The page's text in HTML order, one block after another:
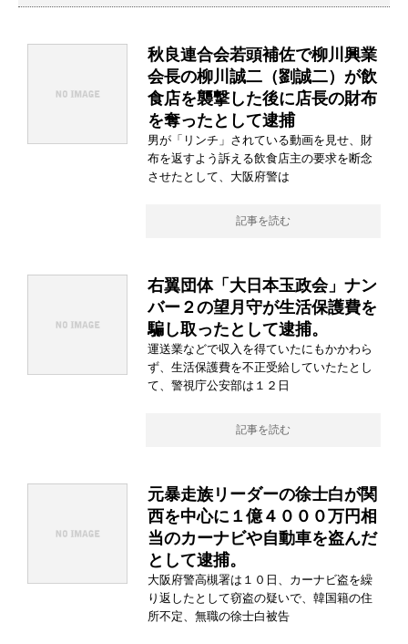
秋良連合会若頭補佐で柳川興業
会長の柳川誠二（劉誠二）が飲
食店を襲撃した後に店長の財布
を奪ったとして逮捕
男が「リンチ」されている動画を見せ、財
布を返すよう訴える飲食店主の要求を断念
させたとして、大阪府警は
記事を読む
右翼団体「大日本玉政会」ナン
バー２の望月守が生活保護費を
騙し取ったとして逮捕。
運送業などで収入を得ていたにもかかわら
ず、生活保護費を不正受給していたたとし
て、警視庁公安部は１２日
記事を読む
元暴走族リーダーの徐士白が関
西を中心に１億４０００万円相
当のカーナビや自動車を盗んだ
として逮捕。
大阪府警高槻署は１０日、カーナビ盗を繰
り返したとして窃盗の疑いで、韓国籍の住
所不定、無職の徐士白被告